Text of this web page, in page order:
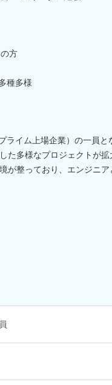
方
種多様
ライム上場企業）の一員
た多様なプロジェクトが
が整っており、エンジニ